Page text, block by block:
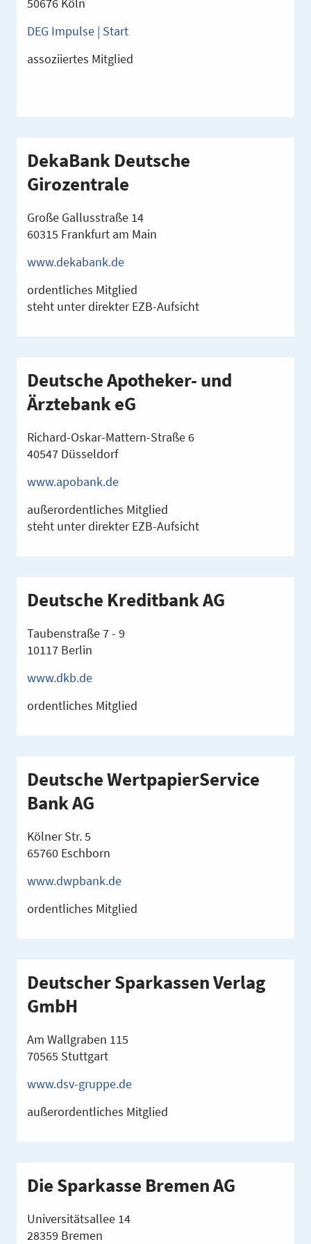
DEG Impulse | Start
assoziiertes Mitglied
DekaBank Deutsche
Girozentrale
Große Gallusstraße 14
60315 Frankfurt am Main
www.dekabank.de
ordentliches Mitglied
steht unter direkter EZB-Aufsicht
Deutsche Apotheker- und
Ärztebank eG
Richard-Oskar-Mattern-Straße 6
40547 Düsseldorf
www.apobank.de
außerordentliches Mitglied
steht unter direkter EZB-Aufsicht
Deutsche Kreditbank AG
Taubenstraße 7 - 9
10117 Berlin
www.dkb.de
ordentliches Mitglied
Deutsche WertpapierService
Bank AG
Kölner Str. 5
65760 Eschborn
www.dwpbank.de
ordentliches Mitglied
Deutscher Sparkassen Verlag
GmbH
Am Wallgraben 115
70565 Stuttgart
www.dsv-gruppe.de
außerordentliches Mitglied
Die Sparkasse Bremen AG
Universitätsallee 14
28359 Bremen